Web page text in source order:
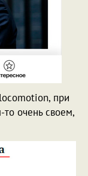
при
то очень своем,